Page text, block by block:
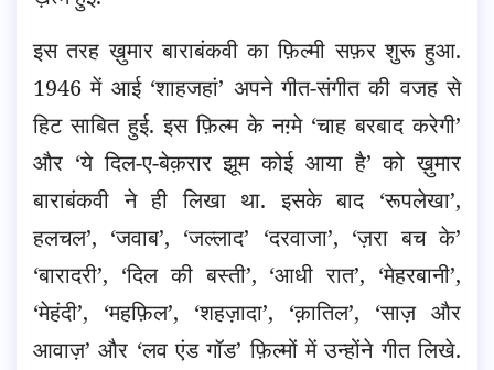
इस तरह ख़ुमार बाराबंकवी का फ़िल्मी सफ़र शुरू हुआ.
1946 में आई ‘शाहजहां’ अपने गीत-संगीत की वजह से
हिट साबित हुई. इस फ़िल्म के नग़्मे ‘चाह बरबाद करेगी’
और ‘ये दिल-ए-बेक़रार झूम कोई आया है’ को ख़ुमार
बाराबंकवी ने ही लिखा था. इसके बाद ‘रूपलेखा’,
हलचल’, ‘जवाब’, ‘जल्लाद’ ‘दरवाजा’, ‘ज़रा बच के’
‘बारादरी’, ‘दिल की बस्ती’, ‘आधी रात’, ‘मेहरबानी’,
‘मेहंदी’, ‘महफ़िल’, ‘शहज़ादा’, ‘क़ातिल’, ‘साज़ और
आवाज़’ और ‘लव एंड गॉड’ फ़िल्मों में उन्होंने गीत लिखे.